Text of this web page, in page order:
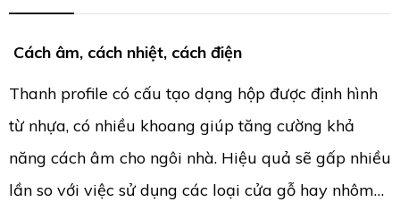
Cách âm, cách nhiệt, cách điện
Thanh profile có cấu tạo dạng hộp được định hình
từ nhựa, có nhiều khoang giúp tăng cường khả
năng cách âm cho ngôi nhà. Hiệu quả sẽ gấp nhiều
lần so với việc sử dụng các loại cửa gỗ hay nhôm…